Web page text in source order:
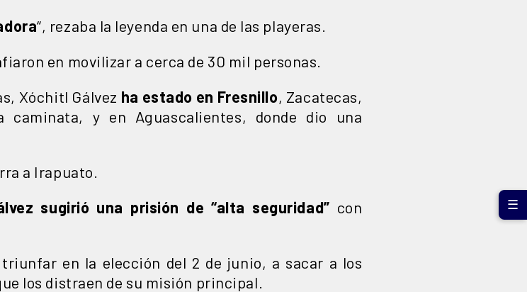
“, rezaba la leyenda en una de las playeras.
en movilizar a cerca de 30 mil personas.
Xóchitl Gálvez ha estado en Fresnillo, Zacatecas,
caminata, y en Aguascalientes, donde dio una
a Irapuato.
sugirió una prisión de “alta seguridad” con
en la elección del 2 de junio, a sacar a los
los distraen de su misión principal.
☰